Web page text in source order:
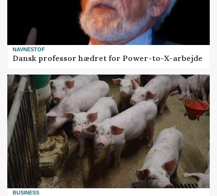
NAVNESTOF
Dansk professor hædret for Power-to-X-arbejde
BUSINESS